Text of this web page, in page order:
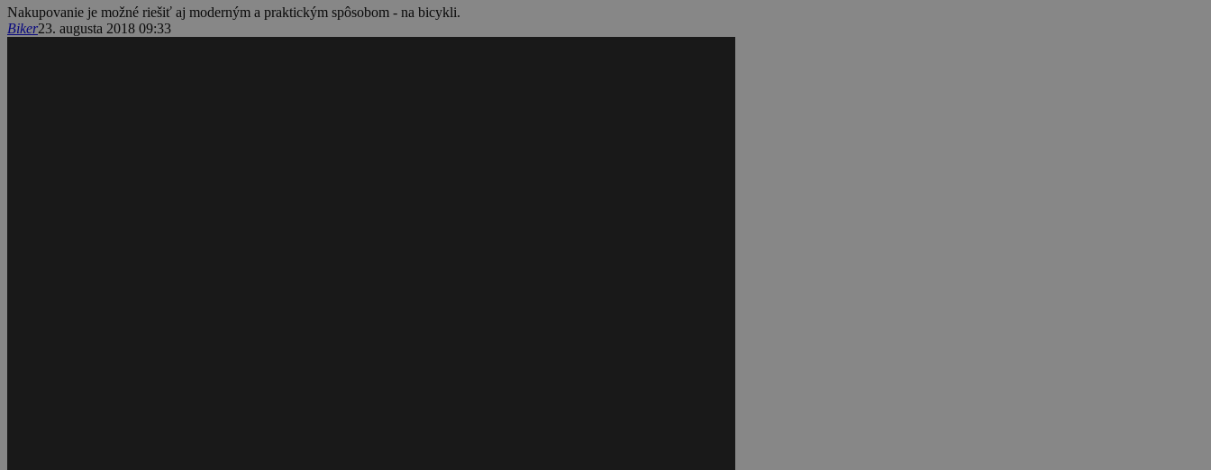
Nakupovanie je možné riešiť aj moderným a praktickým spôsobom - na bicykli.
Biker23. augusta 2018 09:33